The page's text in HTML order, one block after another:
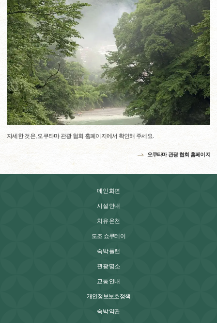
자세한 것은, 오쿠타마 관광 협회 홈페이지에서 확인해 주세요.
오쿠타마 관광 협회 홈페이지
메인 화면
시설 안내
치유 온천
도조 쇼쿠테이
숙박 플랜
관광 명소
교통 안내
개인정보보호정책
숙박 약관